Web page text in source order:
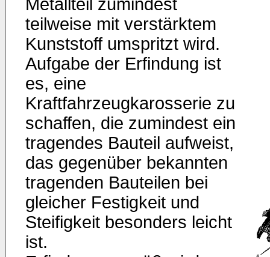
Metallteil zumindest
teilweise mit verstärktem
Kunststoff umspritzt wird.
Aufgabe der Erfindung ist
es, eine
Kraftfahrzeugkarosserie zu
schaffen, die zumindest ein
tragendes Bauteil aufweist,
das gegenüber bekannten
tragenden Bauteilen bei
gleicher Festigkeit und
Steifigkeit besonders leicht
ist.